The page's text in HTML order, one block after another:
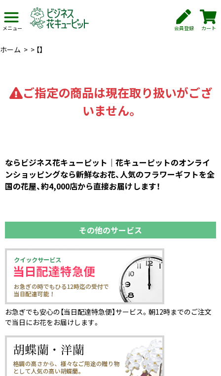
メニュー 会員登録 カート
ホーム > > 【】
ご指定の商品は現在取り扱いがござ
いません。
ならビジネス花キューピット｜花キューピットのオンライ
ンショッピングなら新鮮なお花、人気のフラワーギフトを全
国の花屋、約4,000店から直接お届けします！
その他のサービス
お急ぎでも安心の【当日配達特急便】サービス。朝12時までのご注文
で当日にお花をお届けします。